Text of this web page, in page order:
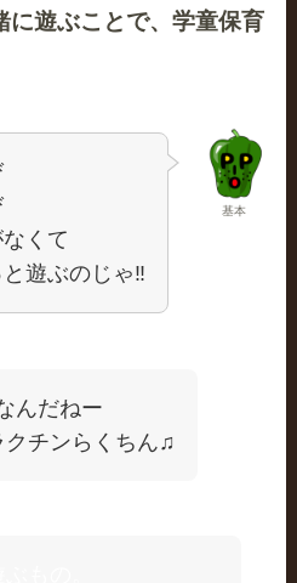
に遊ぶことで、学童保育
基本
くて
遊ぶのじゃ‼
んだねー
チンらくちん♫